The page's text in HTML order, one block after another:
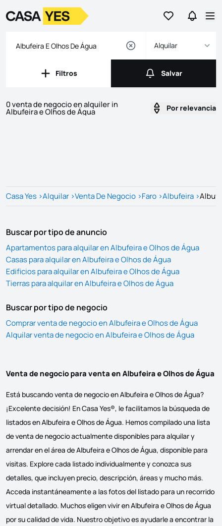
Ir a favoritos
Ir a
LogotipoIr a la página de inicio
Alquilar
Filtros
Filtros Salvar
Salvar
0 venta de negocio en alquiler in
Albufeira e Olhos de Água Por relevancia
Casa Yes >Alquilar >Venta De Negocio >Faro >Albufeira >
Buscar por tipo de anuncio
Apartamentos para alquilar en Albufeira e Olhos de Água
Casas para alquilar en Albufeira e Olhos de Água
Edificios para alquilar en Albufeira e Olhos de Água
Tierras para alquilar en Albufeira e Olhos de Água
Buscar por tipo de negocio
Comprar venta de negocio en Albufeira e Olhos de Água
Alquilar venta de negocio en Albufeira e Olhos de Água
Venta de negocio para venta en Albufeira e Olhos de Água
Está buscando venta de negocio en Albufeira e Olhos de Água?
¡Excelente decisión! En Casa Yes®, le facilitamos la búsqueda de
listados en Albufeira e Olhos de Água. Hemos compilado una lista
de venta de negocio actualmente disponibles para alquilar y
arrendar en el área de Albufeira e Olhos de Água, disponible para
visitas. Explore cada listado individualmente y conozca sus
detalles, que incluyen precio, descripción, áreas y mucho más.
Acceda instantáneamente a las fotos del listado para un recorrido
virtual detallado. Muchos eligen vivir en Albufeira e Olhos de Água
por su calidad de vida. Nuestro objetivo es ayudarle a encontrar la